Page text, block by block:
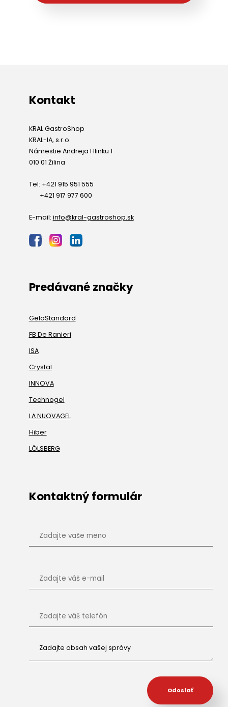
Kontakt
KRAL GastroShop
KRAL-IA, s.r.o.
Námestie Andreja Hlinku 1
010 01 Žilina
Tel: +421 915 951 555
+421 917 977 600
E-mail: info@kral-gastroshop.sk
Predávané značky
GeloStandard
FB De Ranieri
ISA
Crystal
INNOVA
Technogel
LA NUOVAGEL
Hiber
LÖLSBERG
Kontaktný formulár